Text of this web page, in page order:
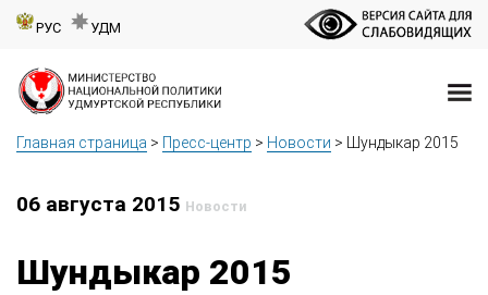
РУС УДМ
Главная страница > Пресс-центр > Новости > Шундыкар 2015
06 августа 2015 Новости
Шундыкар 2015